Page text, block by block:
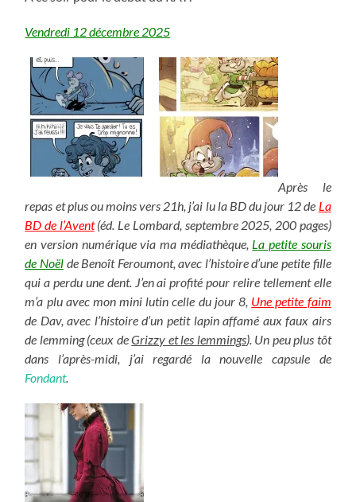
Vendredi 12 décembre 2025
Après le
repas et plus ou moins vers 21h, j’ai lu la BD du jour 12 de La
BD de l’Avent(éd. Le Lombard, septembre 2025, 200 pages)
en version numérique via ma médiathèque, La petite souris
de Noëlde Benoît Feroumont, avec l’histoire d’une petite fille
qui a perdu une dent. J’en ai profité pour relire tellement elle
m’a plu avec mon mini lutin celle du jour 8, Une petite faim
de Dav, avec l’histoire d’un petit lapin affamé aux faux airs
de lemming (ceux deGrizzy et les lemmings). Un peu plus tôt
dans l’après-midi, j’ai regardé la nouvelle capsule de
Fondant.